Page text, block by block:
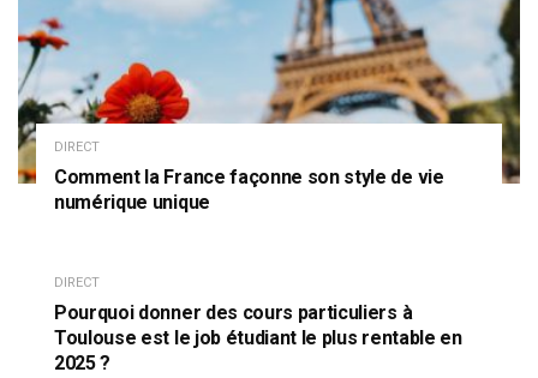
DIRECT
Comment la France façonne son style de vie
numérique unique
DIRECT
Pourquoi donner des cours particuliers à
Toulouse est le job étudiant le plus rentable en
2025 ?